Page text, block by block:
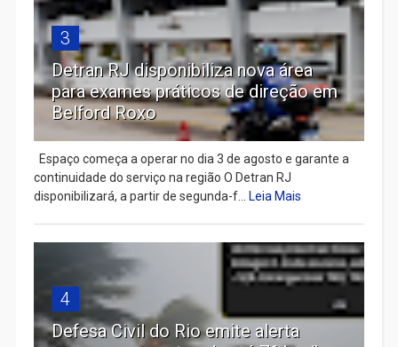
3
Detran RJ disponibiliza nova área
para exames práticos de direção em
Belford Roxo
Espaço começa a operar no dia 3 de agosto e garante a
continuidade do serviço na região O Detran RJ
disponibilizará, a partir de segunda-f... Leia Mais
4
Defesa Civil do Rio emite alerta